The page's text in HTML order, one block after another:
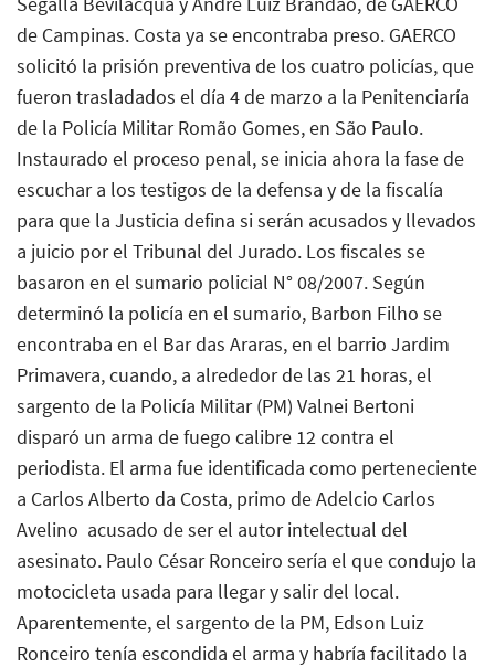
de Campinas. Costa ya se encontraba preso. GAERCO
solicitó la prisión preventiva de los cuatro policías, que
fueron trasladados el día 4 de marzo a la Penitenciaría
de la Policía Militar Romão Gomes, en São Paulo.
Instaurado el proceso penal, se inicia ahora la fase de
escuchar a los testigos de la defensa y de la fiscalía
para que la Justicia defina si serán acusados y llevados
a juicio por el Tribunal del Jurado. Los fiscales se
basaron en el sumario policial N° 08/2007. Según
determinó la policía en el sumario, Barbon Filho se
encontraba en el Bar das Araras, en el barrio Jardim
Primavera, cuando, a alrededor de las 21 horas, el
sargento de la Policía Militar (PM) Valnei Bertoni
disparó un arma de fuego calibre 12 contra el
periodista. El arma fue identificada como perteneciente
a Carlos Alberto da Costa, primo de Adelcio Carlos
Avelino  acusado de ser el autor intelectual del
asesinato. Paulo César Ronceiro sería el que condujo la
motocicleta usada para llegar y salir del local.
Aparentemente, el sargento de la PM, Edson Luiz
Ronceiro tenía escondida el arma y habría facilitado la